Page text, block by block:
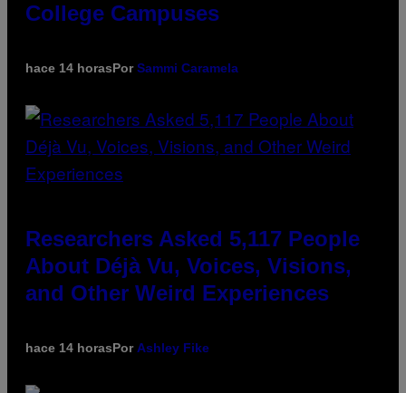
College Campuses
hace 14 horasPorSammi Caramela
Researchers Asked 5,117 People
About Déjà Vu, Voices, Visions,
and Other Weird Experiences
hace 14 horasPorAshley Fike